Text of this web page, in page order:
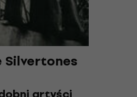
Silvertones